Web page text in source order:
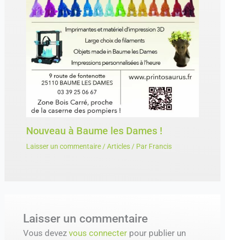
Nouveau à Baume les Dames !
Laisser un commentaire /Articles/ Par Francis
Laisser un commentaire
Vous devez vous connecterpour publier un